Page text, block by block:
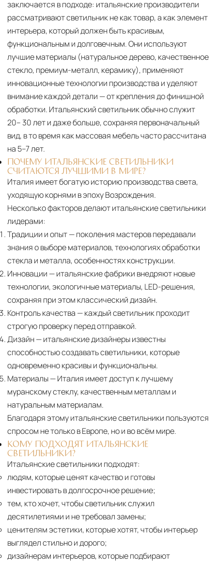
Для клиентов Москвы и МО предусмотрены
следующие услуги:
Доставка до адреса— транспортировка
товара от нашего склада непосредственно к
месту назначения с соблюдением сроков
Профессиональная выгрузка—
квалифицированные грузчики
осуществляют разгрузку с применением
специального оборудования и техники
Подъём на этажи
дверных блоков в квартиры и офисы с
использованием лифтов или монтажных
средств
Распаковка и расстановка— специалисты
распаковывают товар и устанавливают его в
указанное место
Вывоз упаковочного материала— полная
очистка помещения от тары и упаковки
Гарантийная проверка
— осмотр товара на
предмет повреждений и дефектов при
доставке
Сроки доставки Стандартная доставка по
Москве осуществляется в течение 3-5 рабочих
дней. Для Московской области сроки зависят
от удалённости объекта и варьируются от 5 до
10 рабочих дней. Возможна срочная доставка
при наличии свободных логистических
ресурсов.
Управление логистикой и контроль
качества
Каждый заказ отслеживается в режиме
реального времени через систему GPS-
мониторинга. Наша команда логистических
специалистов с опытом работы в
международной доставке обеспечивает
полную сохранность груза, соблюдение
температурного режима и защиту от
механических повреждений на всех этапах
заключается в подходе: итальянские производители
рассматривают светильник не как товар, а как элемент
интерьера, который должен быть красивым,
функциональным и долговечным. Они используют
лучшие материалы (натуральное дерево, качественное
стекло, премиум-металл, керамику), применяют
инновационные технологии производства и уделяют
внимание каждой детали — от крепления до финишной
обработки. Итальянский светильник обычно служит
20– 30 лет и даже больше, сохраняя первоначальный
вид, в то время как массовая мебель часто рассчитана
на 5–7 лет.
ПОЧЕМУ ИТАЛЬЯНСКИЕ СВЕТИЛЬНИКИ
СЧИТАЮТСЯ ЛУЧШИМИ В МИРЕ?
Италия имеет богатую историю производства света,
уходящую корнями в эпоху Возрождения.
Несколько факторов делают итальянские светильники
лидерами:
Традиции и опыт— поколения мастеров передавали
знания о выборе материалов, технологиях обработки
стекла и металла, особенностях конструкции.
Инновации — итальянские фабрики внедряют новые
технологии, экологичные материалы, LED-решения,
сохраняя при этом классический дизайн.
Контроль качества — каждый светильник проходит
строгую проверку перед отправкой.
Дизайн— итальянские дизайнеры известны
способностью создавать светильники, которые
одновременно красивы и функциональны.
Материалы— Италия имеет доступ к лучшему
муранскому стеклу, качественным металлам и
натуральным материалам.
Благодаря этому итальянские светильники пользуются
спросом не только в Европе, но и во всём мире.
КОМУ ПОДХОДЯТ ИТАЛЬЯНСКИЕ
СВЕТИЛЬНИКИ?
Итальянские светильники подходят:
людям, которые ценят качество и готовы
инвестировать в долгосрочное решение;
тем, кто хочет, чтобы светильник служил
десятилетиями и не требовал замены;
ценителям эстетики, которые хотят, чтобы интерьер
выглядел стильно и дорого;
дизайнерам интерьеров, которые подбирают